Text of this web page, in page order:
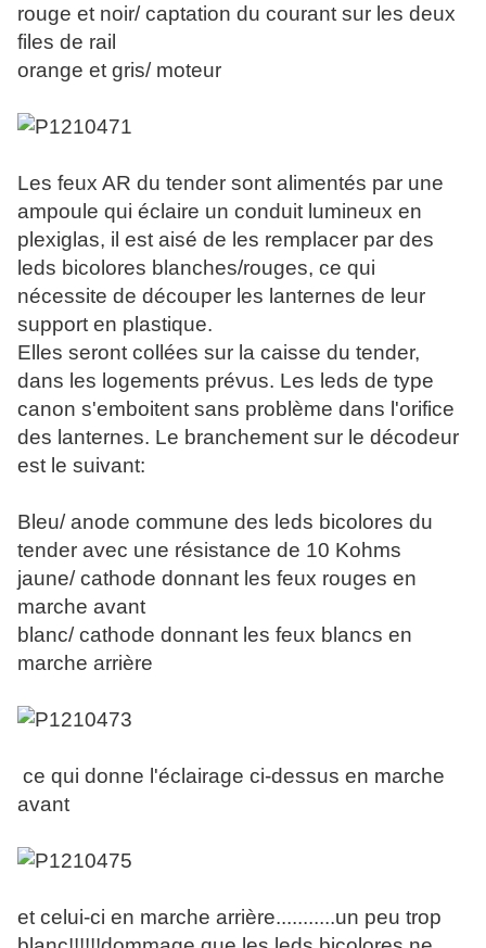
rouge et noir/ captation du courant sur les deux
files de rail
orange et gris/ moteur
Les feux AR du tender sont alimentés par une
ampoule qui éclaire un conduit lumineux en
plexiglas, il est aisé de les remplacer par des
leds bicolores blanches/rouges, ce qui
nécessite de découper les lanternes de leur
support en plastique.
Elles seront collées sur la caisse du tender,
dans les logements prévus. Les leds de type
canon s'emboitent sans problème dans l'orifice
des lanternes. Le branchement sur le décodeur
est le suivant:
Bleu/ anode commune des leds bicolores du
tender avec une résistance de 10 Kohms
jaune/ cathode donnant les feux rouges en
marche avant
blanc/ cathode donnant les feux blancs en
marche arrière
ce qui donne l'éclairage ci-dessus en marche
avant
et celui-ci en marche arrière...........un peu trop